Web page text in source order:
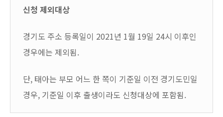
신청 제외대상
경기도 주소 등록일이 2021년 1월 19일 24시 이후인
경우에는 제외됨.
단, 태아는 부모 어느 한 쪽이 기준일 이전 경기도민일
경우, 기준일 이후 출생이라도 신청대상에 포함됨.